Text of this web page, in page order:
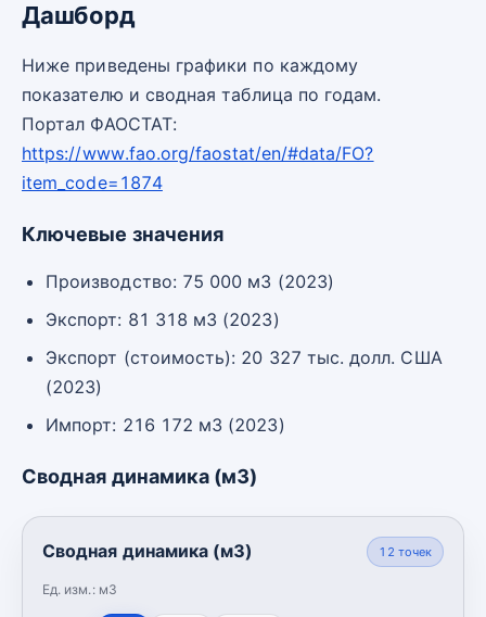
Дашборд
Ниже приведены графики по каждому
показателю и сводная таблица по годам.
Портал ФАОСТАТ:
https://www.fao.org/faostat/en/#data/FO?
item_code=1874
Ключевые значения
Производство: 75 000 м3 (2023)
Экспорт: 81 318 м3 (2023)
Экспорт (стоимость): 20 327 тыс. долл. США
(2023)
Импорт: 216 172 м3 (2023)
Сводная динамика (м3)
Сводная динамика (м3)
Ед. изм.: м3
12 точек